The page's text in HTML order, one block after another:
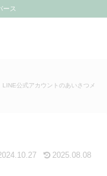
ース
LINE公式アカウントのあいさつメ
2025.08.08